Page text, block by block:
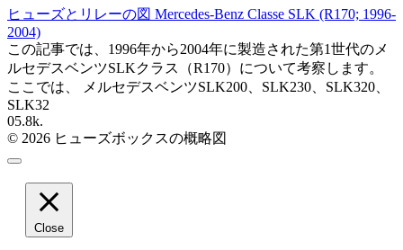
ヒューズとリレーの図 Mercedes-Benz Classe SLK (R170; 1996-
2004)
この記事では、1996年から2004年に製造された第1世代のメ
ルセデスベンツSLKクラス（R170）について考察します。
ここでは、 メルセデスベンツSLK200、SLK230、SLK320、
SLK32
05.8k.
© 2026 ヒューズボックスの概略図
Close